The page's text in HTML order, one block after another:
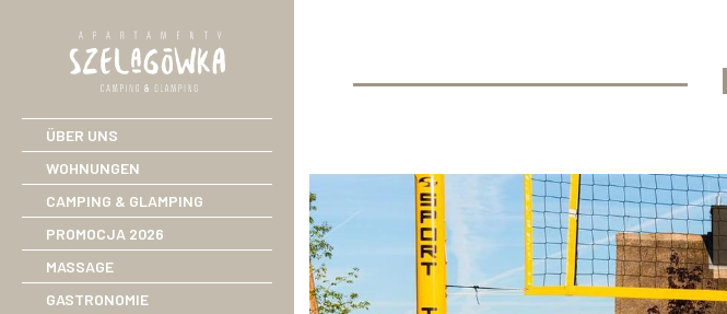
ÜBER UNS
WOHNUNGEN
CAMPING & GLAMPING
PROMOCJA 2026
MASSAGE
GASTRONOMIE